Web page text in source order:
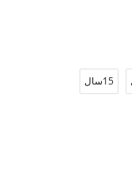
15سال